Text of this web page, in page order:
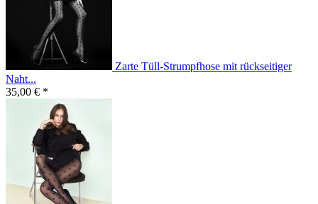
Zarte Tüll-Strumpfhose mit rückseitiger
Naht...
35,00 € *